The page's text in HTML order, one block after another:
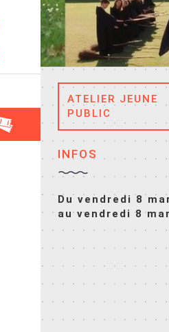
ATELIER JEUNE
PUBLIC
INFOS
Du vendredi 8
au vendredi 8